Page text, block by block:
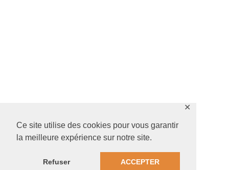
Ce site utilise des cookies pour vous garantir
la meilleure expérience sur notre site.
Refuser ACCEPTER
✕